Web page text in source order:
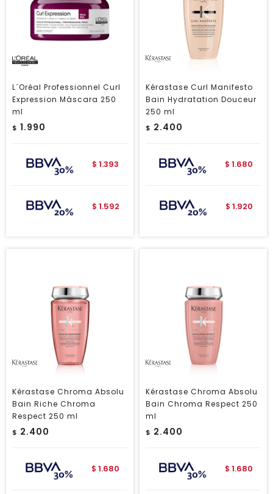
L´Oréal Professionnel Curl
Expression Máscara 250
ml
$ 1.990
$ 1.393
$ 1.592
Kérastase Curl Manifesto
Bain Hydratation Douceur
250 ml
$ 2.400
$ 1.680
$ 1.920
Kérastase Chroma Absolu
Bain Riche Chroma
Respect 250 ml
$ 2.400
$ 1.680
Kérastase Chroma Absolu
Bain Chroma Respect 250
ml
$ 2.400
$ 1.680